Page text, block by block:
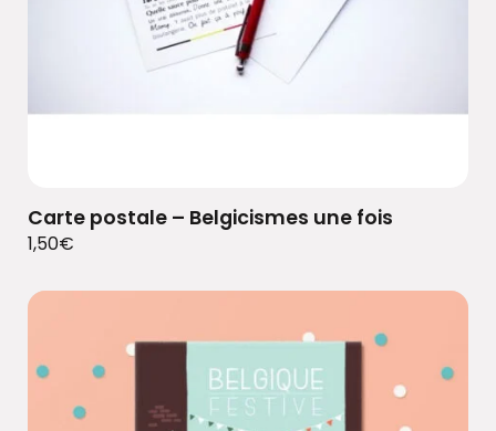
Carte postale – Belgicismes une fois
1,50€